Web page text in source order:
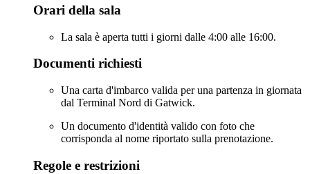
Orari della sala
La sala è aperta tutti i giorni dalle 4:00 alle 16:00.
Documenti richiesti
Una carta d'imbarco valida per una partenza in giornata
dal Terminal Nord di Gatwick.
Un documento d'identità valido con foto che
corrisponda al nome riportato sulla prenotazione.
Regole e restrizioni